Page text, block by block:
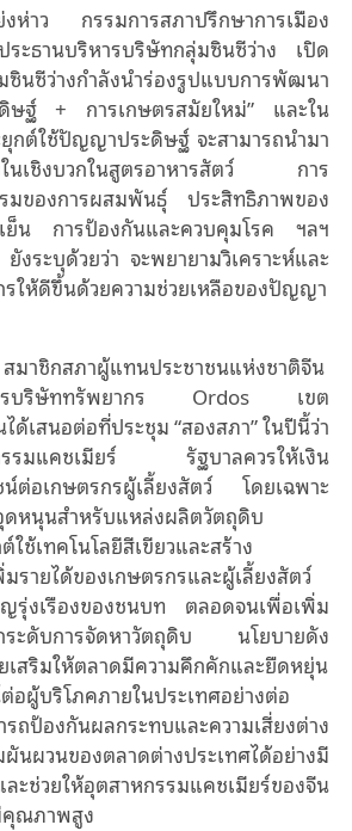
าว กรรมการสภาปรึกษาการเมือง
ะธานบริหารบริษัทกลุ่มซินซีว่าง เปิด
นซีว่างกําลังนำร่องรูปแบบการพัฒนา
ฐ์ + การเกษตรสมัยใหม่” และใน
กต์ใช้ปัญญาประดิษฐ์ จะสามารถนํามา
ในเชิงบวกในสูตรอาหารสัตว์ การ
มของการผสมพันธุ์ ประสิทธิภาพของ
เย็น การป้องกันและควบคุมโรค ฯลฯ
งระบุด้วยว่า จะพยายามวิเคราะห์และ
ให้ดีขึ้นด้วยความช่วยเหลือของปัญญา
มาชิกสภาผู้แทนประชาชนแห่งชาติจีน
ารบริษัททรัพยากร Ordos เขต
ด้เสนอต่อที่ประชุม “สองสภา” ในปีนี้ว่า
รรมแคชเมียร์ รัฐบาลควรให้เงิน
น์ต่อเกษตรกรผู้เลี้ยงสัตว์ โดยเฉพาะ
ดหนุนสําหรับแหล่งผลิตวัตถุดิบ
ช้เทคโนโลยีสีเขียวและสร้าง
ายได้ของเกษตรกรและผู้เลี้ยงสัตว์
ญรุ่งเรืองของชนบท ตลอดจนเพื่อเพิ่ม
ระดับการจัดหาวัตถุดิบ นโยบายดัง
เสริมให้ตลาดมีความคึกคักและยืดหยุ่น
อผู้บริโภคภายในประเทศอย่างต่อ
ถป้องกันผลกระทบและความเสี่ยงต่าง
ของตลาดต่างประเทศได้อย่างมี
วยให้อุตสาหกรรมแคชเมียร์ของจีน
ณภาพสูง